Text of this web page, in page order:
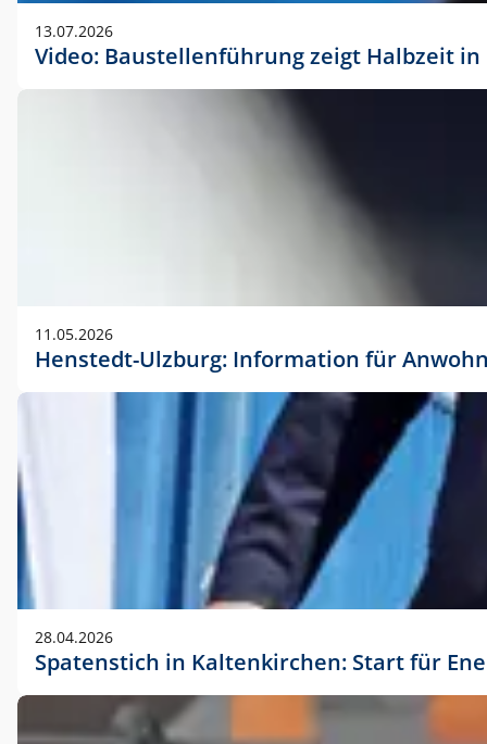
13.07.2026
Video: Baustellenführung zeigt Halbzeit
11.05.2026
Henstedt-Ulzburg: Information für
28.04.2026
Spatenstich in Kaltenkirchen: Start für